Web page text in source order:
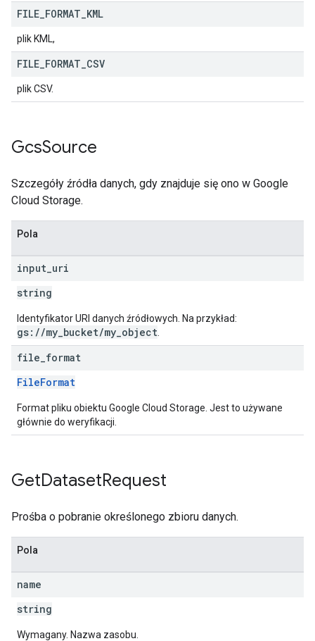
FILE FORMAT KML
plik KML,
FILE FORMAT CSV
plik CSV.
GcsSource
Szczegóły źródła danych, gdy znajduje się ono w Google
Cloud Storage.
Pola
input uri
string
Identyfikator URI danych źródłowych. Na przykład:
gs://my_bucket/my_object
file format
FileFormat
Format pliku obiektu Google Cloud Storage. Jest to używane
głównie do weryfikacji.
GetDatasetRequest
Prośba o pobranie określonego zbioru danych.
Pola
name
string
Wymagany. Nazwa zasobu.